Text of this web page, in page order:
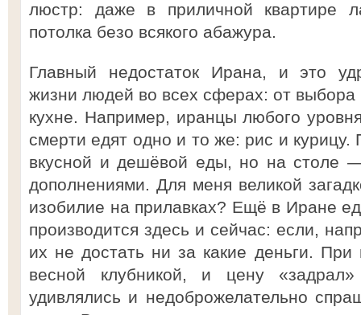
люстр: даже в приличной квартире
потолка безо всякого абажура.
Главный недостаток Ирана, и это
жизни людей во всех сферах: от выбора
кухне. Например, иранцы любого
смерти едят одно и то же: рис и
вкусной и дешёвой еды, но на столе
дополнениями. Для меня великой
изобилие на прилавках? Ещё в Иране
производится здесь и сейчас: если,
их не достать ни за какие деньги. При
весной клубникой, и цену
удивлялись и недоброжелательно